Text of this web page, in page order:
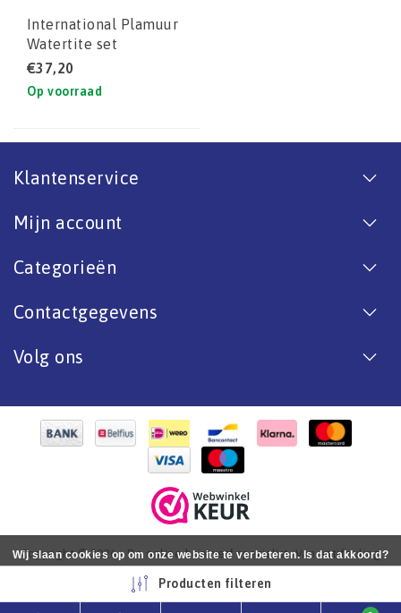
International Plamuur
Watertite set
€37,20
Op voorraad
Klantenservice
Mijn account
Categorieën
Contactgegevens
Volg ons
Copyright © 2026 - De online bootverf specialist. Van antifouling
tot aflak. - All rights reserved - RealizationInStijl Media
Producten filteren
Wij slaan cookies op om onze website te verbeteren. Is dat akkoord?
Nee Meer over cookies »